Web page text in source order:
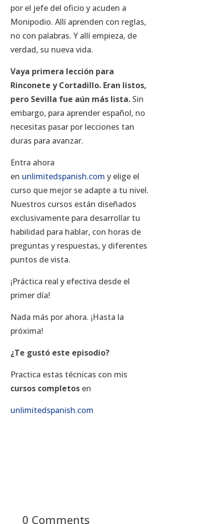
por el jefe del oficio y acuden a
Monipodio. Allí aprenden con reglas,
no con palabras. Y allí empieza, de
verdad, su nueva vida.
Vaya primera lección para
Rinconete y Cortadillo. Eran listos,
pero Sevilla fue aún más lista.Sin
embargo, para aprender español, no
necesitas pasar por lecciones tan
duras para avanzar.
Entra ahora
en unlimitedspanish.com y elige el
curso que mejor se adapte a tu nivel.
Nuestros cursos están diseñados
exclusivamente para desarrollar tu
habilidad para hablar, con horas de
preguntas y respuestas, y diferentes
puntos de vista.
¡Práctica real y efectiva desde el
primer día!
Nada más por ahora. ¡Hasta la
próxima!
¿Te gustó este episodio?
Practica estas técnicas con mis
cursos completosen
unlimitedspanish.com
0 Comments